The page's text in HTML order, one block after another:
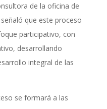
de la oficina de
que este proceso
participativo, con
desarrollando
integral de las
se formará a las